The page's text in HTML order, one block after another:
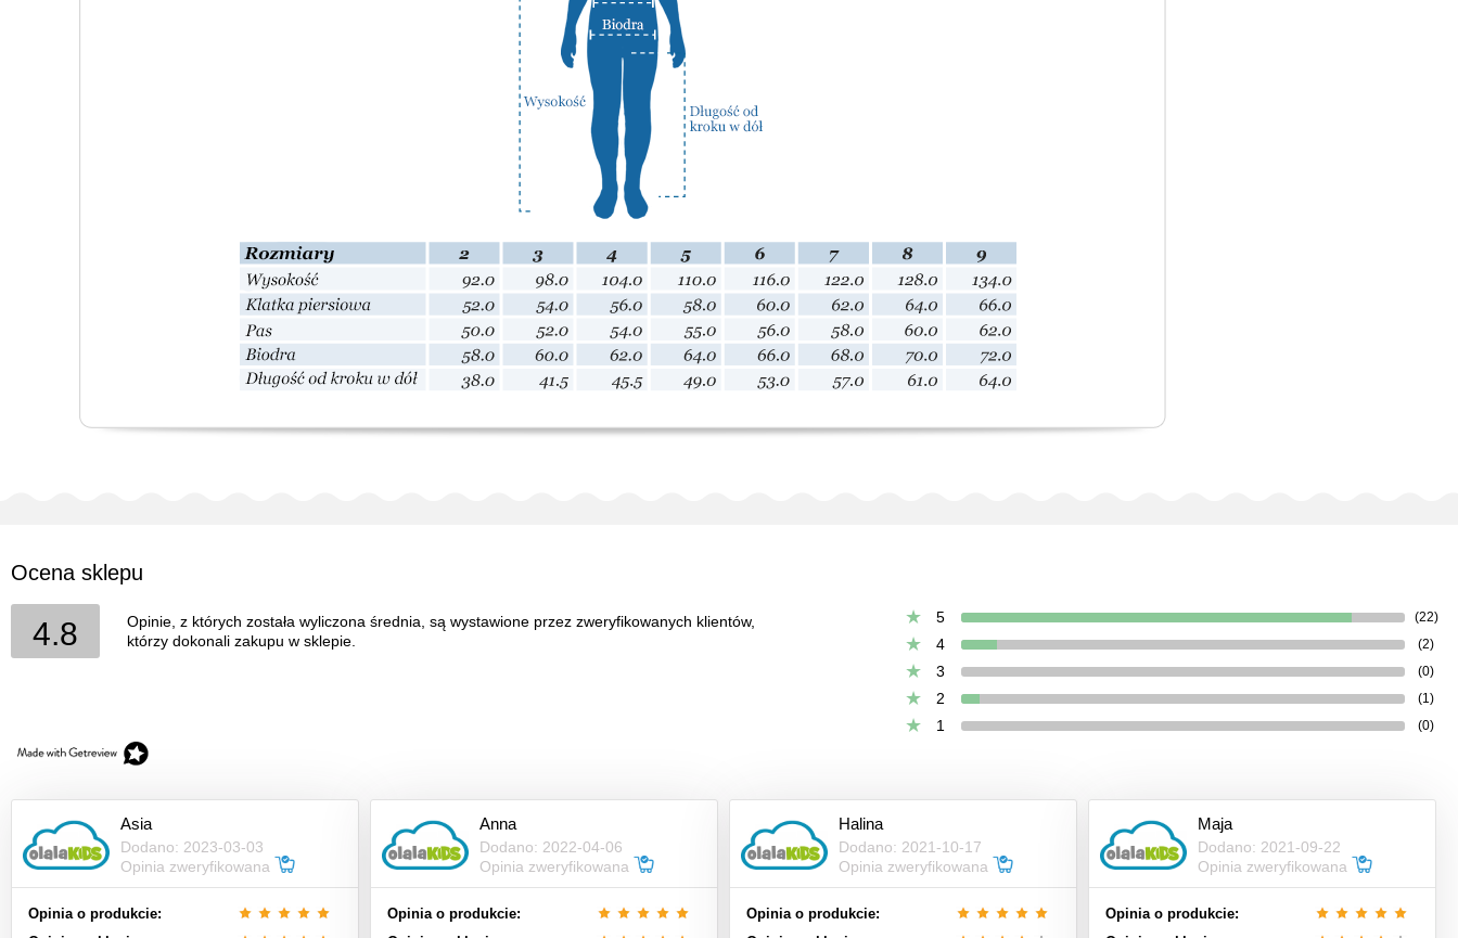
Ocena sklepu
4.8
Opinie, z których została wyliczona średnia, są wystawione przez zweryfikowanych klientów,
którzy dokonali zakupu w sklepie.
5 (22)
4 (2)
3 (0)
2 (1)
1 (0)
Asia
Dodano: 2023-03-03
Opinia zweryfikowana
Opinia o produkcie:
Anna
Dodano: 2022-04-06
Opinia zweryfikowana
Opinia o produkcie:
Halina
Dodano: 2021-10-17
Opinia zweryfikowana
Opinia o produkcie:
Maja
Dodano: 2021-09-22
Opinia zweryfikowana
Opinia o produkcie: